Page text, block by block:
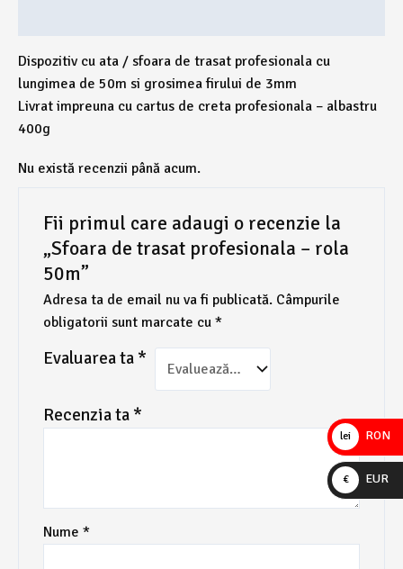
Dispozitiv cu ata / sfoara de trasat profesionala cu
lungimea de 50m si grosimea firului de 3mm
Livrat impreuna cu cartus de creta profesionala – albastru
400g
Nu există recenzii până acum.
Fii primul care adaugi o recenzie la
„Sfoara de trasat profesionala – rola
50m”
Adresa ta de email nu va fi publicată. Câmpurile
obligatorii sunt marcate cu *
Evaluarea ta *
Recenzia ta *
Nume *
lei RON
€ EUR